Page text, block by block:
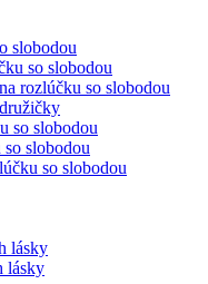
slobodou
so slobodou
rozlúčku so slobodou
so slobodou
slobodou
so slobodou
lásky
lásky